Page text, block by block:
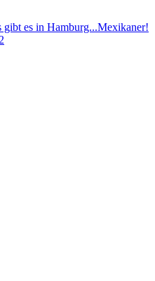
es in Hamburg...Mexikaner!